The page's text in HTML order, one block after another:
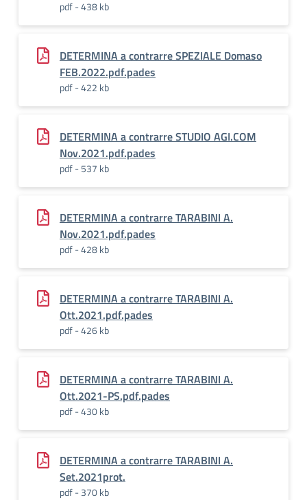
pdf - 438 kb
DETERMINA a contrarre SPEZIALE Domaso
FEB.2022.pdf.pades
pdf - 422 kb
DETERMINA a contrarre STUDIO AGI.COM
Nov.2021.pdf.pades
pdf - 537 kb
DETERMINA a contrarre TARABINI A.
Nov.2021.pdf.pades
pdf - 428 kb
DETERMINA a contrarre TARABINI A.
Ott.2021.pdf.pades
pdf - 426 kb
DETERMINA a contrarre TARABINI A.
Ott.2021-PS.pdf.pades
pdf - 430 kb
DETERMINA a contrarre TARABINI A.
Set.2021prot.
pdf - 370 kb